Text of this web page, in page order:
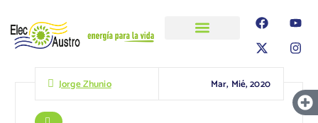
Jorge Zhunio Mar, Mié, 2020